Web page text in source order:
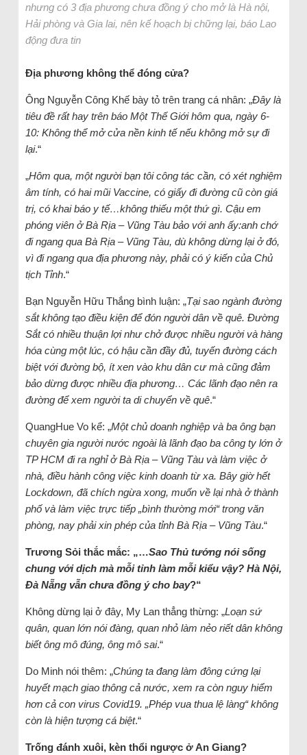
nhưng có 3 địa phương chưa đồng ý cho mở là Hà nội,
Hải phòng và Gia lai, nên kế hoạch bị chững lại, báo Lao
động đưa tin
Địa phương không thể đóng cửa?
Ông Nguyễn Công Khế bày tỏ trên trang cá nhân: „Đây là
tiêu đề rất hay trên báo Một Thế Giới hôm qua, ngày 6-
10: Không thể mở cửa nền kinh tế nếu không mở sự đi
lại.“
„Hôm qua, một người bạn tôi công tác cần, có xét nghiệm
âm tính, có hai mũi Vaccine, có giấy đi đường cũ còn giá
trị, có khai báo y tế…không thiếu một thứ gì. Cậu em
phóng viên ở Bà Rịa – Vũng Tàu bảo với anh ấy:anh chớ
đi ngang qua Bà Rịa – Vũng Tàu, dù không dừng lại ở đó,
vì đi ngang qua địa phương này, phải có ý kiến của Chủ
tịch Tỉnh.“
Bạn Nguyễn Hữu Thắng bình luận: „Tại sao ngành đường
sắt không tạo điều kiện để đón người dân về quê. Đường
Sắt có nhiều thuận lợi như chở được nhiều người và hàng
hóa cùng một lúc, có hậu cần đầy đủ, tuyến đường cách
biệt với đường bộ, ít xen vào khu dân cư mà cũng đảm
bảo dừng được nhiều địa phương… Các lãnh đạo nên ra
đường để xem người ta di chuyển về quê.“
QuangHue Vo kể: „Một chủ doanh nghiệp và ba ông bạn
chuyên gia người nước ngoài là lãnh đạo ba công ty lớn ở
TP HCM đi ra nghỉ ở Bà Rịa – Vũng Tàu và làm việc ở
nhà, điều hành công việc kinh doanh từ xa. Bây giờ hết
Lockdown, đã chích ngừa xong, muốn về lại nhà ở thành
phố và làm việc trực tiếp „bình thường mới“ trong văn
phòng, nay phải xin phép của tỉnh Bà Rịa – Vũng Tàu.“
Trương Sỏi thắc mắc: „…Sao Thủ tướng nói sống
chung với dịch mà mỗi tỉnh làm mỗi kiểu vậy? Hà Nội,
Đà Nẵng vẫn chưa đồng ý cho bay?“
Không dừng lại ở đây, My Lan thẳng thừng: „Loạn sứ
quân, quan lớn nói đàng, quan nhỏ làm nẻo riết dân không
biết ông mô đúng, ông mô sai.“
Do Minh nói thêm: „Chúng ta đang làm đông cứng lại
huyết mạch giao thông cả nước, xem ra còn nguy hiểm
hơn cả con virus Covid19. „Phép vua thua lệ làng“ không
còn là hiện tượng cá biệt.“
Trống đánh xuôi, kèn thổi ngược ở An Giang?